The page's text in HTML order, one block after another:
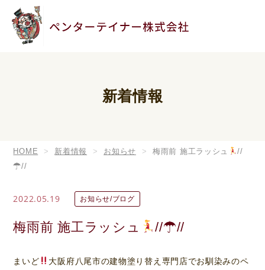
新着情報
HOME 新着情報 お知らせ 梅雨前 施工ラッシュ
//
☂ //
2022.05.19 お知らせ/ブログ
梅雨前 施工ラッシュ //☂ //
まいど
大阪府八尾市の建物塗り替え専門店でお馴染みのペ